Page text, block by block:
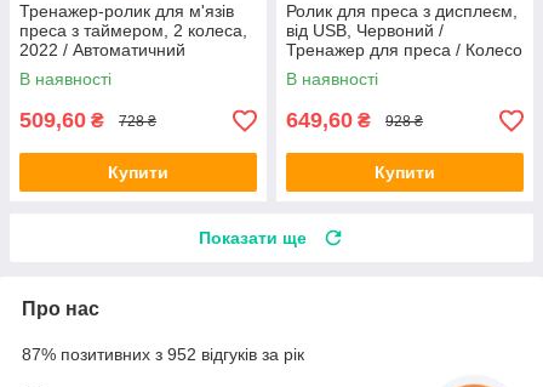
Тренажер-ролик для м'язів
преса з таймером, 2 колеса,
2022 / Автоматичний
тренажер колесо / Колесо
для преса
В наявності
509,60 ₴ 728 ₴
Купити
Ролик для преса з дисплеєм,
від USB, Червоний /
Тренажер для преса / Колесо
для преса / Тренажер для
живота
В наявності
649,60 ₴ 928 ₴
Купити
Показати ще
Про нас
87% позитивних з 952 відгуків за рік